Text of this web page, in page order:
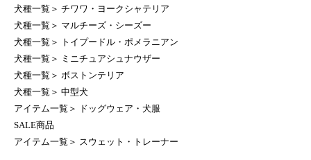
犬種一覧 ＞ チワワ・ヨークシャテリア
犬種一覧 ＞ マルチーズ・シーズー
犬種一覧 ＞
トイプードル・ポメラニアン
犬種一覧 ＞
ミニチュアシュナウザー
犬種一覧 ＞ ボストンテリア
犬種一覧 ＞ 中型犬
アイテム一覧 ＞
ドッグウェア・犬服
SALE商品
アイテム一覧 ＞ スウェット・トレーナー